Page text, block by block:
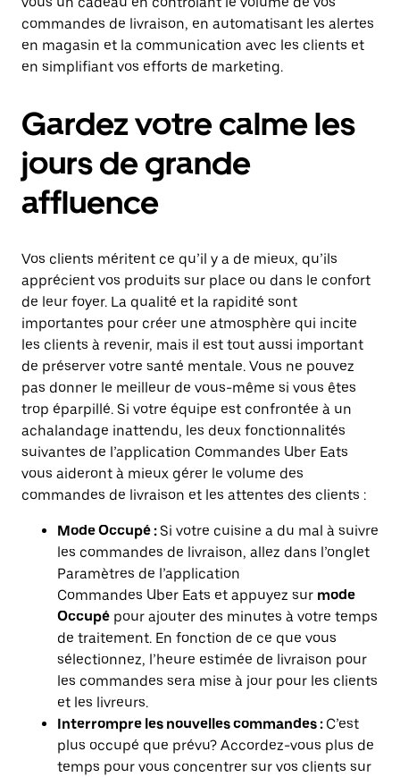
commandes de livraison, en automatisant les alertes
en magasin et la communication avec les clients et
en simplifiant vos efforts de marketing.
Gardez votre calme les
jours de grande
affluence
Vos clients méritent ce qu’il y a de mieux, qu’ils
apprécient vos produits sur place ou dans le confort
de leur foyer. La qualité et la rapidité sont
importantes pour créer une atmosphère qui incite
les clients à revenir, mais il est tout aussi important
de préserver votre santé mentale. Vous ne pouvez
pas donner le meilleur de vous-même si vous êtes
trop éparpillé. Si votre équipe est confrontée à un
achalandage inattendu, les deux fonctionnalités
suivantes de l’application Commandes Uber Eats
vous aideront à mieux gérer le volume des
commandes de livraison et les attentes des clients :
Mode Occupé : Si votre cuisine a du mal à suivre
les commandes de livraison, allez dans l’onglet
Paramètres de l’application
Commandes Uber Eats et appuyez sur mode
Occupé pour ajouter des minutes à votre temps
de traitement. En fonction de ce que vous
sélectionnez, l’heure estimée de livraison pour
les commandes sera mise à jour pour les clients
et les livreurs.
Interrompre les nouvelles commandes : C’est
plus occupé que prévu? Accordez-vous plus de
temps pour vous concentrer sur vos clients sur